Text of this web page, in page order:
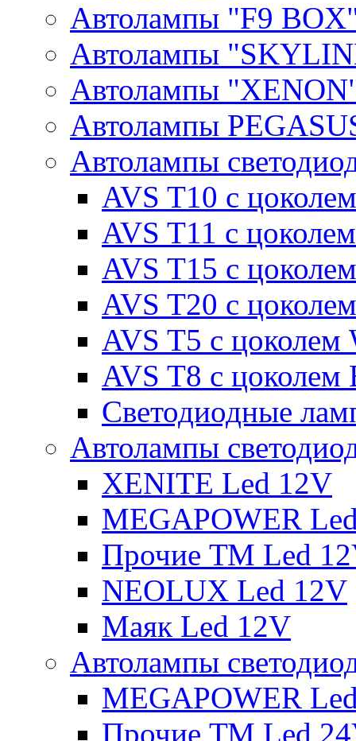
Автолампы "F9
Автолампы
Автолампы
Автолампы
Автолампы
AVS T10 с
AVS T11 с
AVS T15 с
AVS T20 с
AVS T5 с цоколем
AVS T8 с цоколем
Светодиодные
Автолампы
XENITE Led 12V
MEGAPOWER
Прочие ТМ Led
NEOLUX Led 12V
Маяк Led 12V
Автолампы
MEGAPOWER
Прочие ТМ Led